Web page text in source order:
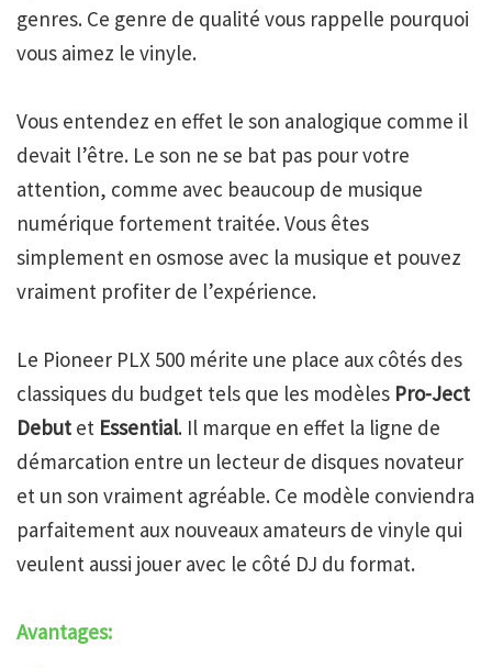
genres. Ce genre de qualité vous rappelle pourquoi
vous aimez le vinyle.
Vous entendez en effet le son analogique comme il
devait l’être. Le son ne se bat pas pour votre
attention, comme avec beaucoup de musique
numérique fortement traitée. Vous êtes
simplement en osmose avec la musique et pouvez
vraiment profiter de l’expérience.
Le Pioneer PLX 500 mérite une place aux côtés des
classiques du budget tels que les modèles Pro-Ject
Debut et Essential. Il marque en effet la ligne de
démarcation entre un lecteur de disques novateur
et un son vraiment agréable. Ce modèle conviendra
parfaitement aux nouveaux amateurs de vinyle qui
veulent aussi jouer avec le côté DJ du format.
Avantages: